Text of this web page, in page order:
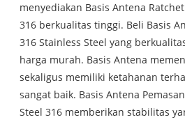
menyediakan Basis Antena
316 berkualitas tinggi. Beli Basis
316 Stainless Steel yang
harga murah. Basis Antena
sekaligus memiliki ketahanan
sangat baik. Basis Antena
Steel 316 memberikan stabilitas